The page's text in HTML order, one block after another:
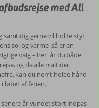
med All
samtidig gerne vil holde styr
sol og varme, så er en
valg – her får du både
og da alle måltider,
kan du nemt holde hånd
løbet af ferien.
senere år vundet stort indpas